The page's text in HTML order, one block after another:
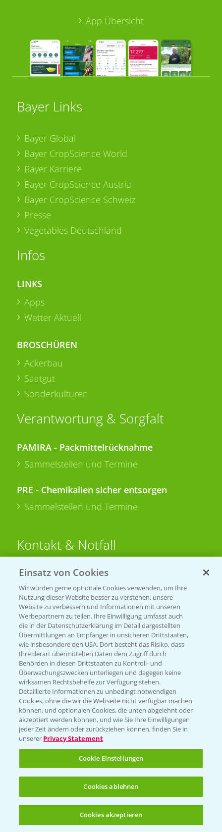
App Übersicht
Bayer Links
Bayer Global
Bayer CropScience World
Bayer Karriere
Bayer CropScience Austria
Bayer CropScience Schweiz
Presse
Vegetables Deutschland
Infos
LINKS
Apps
Wetter Aktuell
BROSCHÜREN
Ackerbau
Saatgut
Sonderkulturen
Verantwortung & Sorgfalt
PAMIRA - Packmittelrücknahme
Sammelstellen und Termine
PRE - Chemikalien sicher entsorgen
Sammelstellen und Termine
Kontakt & Notfall
Beratung auf WhatsApp
T.+49 (0)174 346 564 1
KONTAKT
Hilfe in Notfällen
T.+49 (0)214/30-20220
Folgen Sie uns
Allgemeine Nutzungsbedingungen
Datenschutzerklärung
Einsatz von Cookies
Wir würden gerne optionale Cookies verwenden, um Ihre
Nutzung dieser Website besser zu verstehen, unsere
Website zu verbessern und Informationen mit unseren
Werbepartnern zu teilen. Ihre Einwilligung umfasst auch
die in der Datenschutzerklärung im Detail dargestellten
Übermittlungen an Empfänger in unsicheren Drittstaaten,
wie insbesondere den USA. Dort besteht das Risiko, dass
Ihre derart übermittelten Daten dem Zugriff durch
Behörden in diesen Drittstaaten zu Kontroll- und
Überwachungszwecken unterliegen und dagegen keine
wirksamen Rechtsbehelfe zur Verfügung stehen.
Detaillierte Informationen zu unbedingt notwendigen
Cookies, ohne die wir die Webseite nicht verfügbar machen
können, und optionalen Cookies, die unten abgelehnt oder
akzeptiert werden können, und wie Sie Ihre Einwilligungen
jeder Zeit ändern oder zurückziehen können, finden Sie in
unserer Privacy Statement
Cookie Einstellungen
Cookies ablehnen
Cookies akzeptieren